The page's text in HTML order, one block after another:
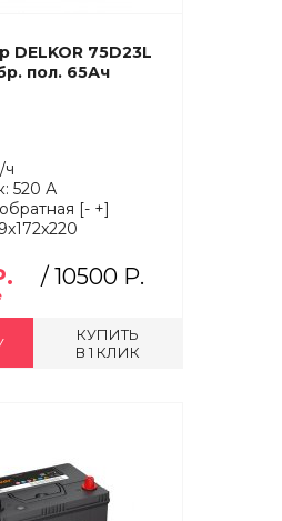
DELKOR 75D23L
пол. 65Ач
ч
520 А
[- +]
/ 10500 Р.
КУПИТЬ
В 1 КЛИК